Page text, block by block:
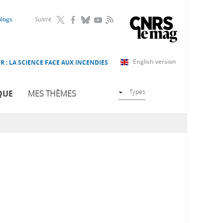
Suivre RSS
English version
: LA SCIENCE FACE AUX INCENDIES
MES THÈMES Types